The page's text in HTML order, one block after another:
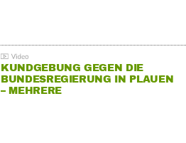
KUNDGEBUNG GEGEN DIE
BUNDESREGIERUNG IN PLAUEN
– MEHRERE